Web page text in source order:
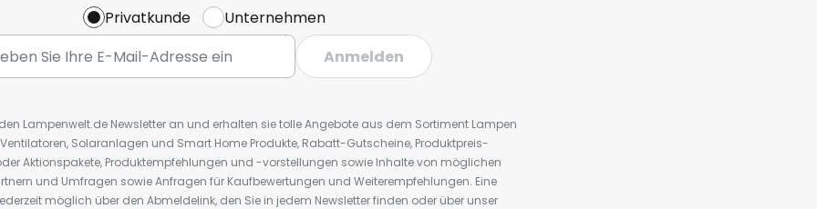
Privatkunde
Unternehmen
Anmelden
Lampenwelt.de Newsletter an und erhalten sie tolle Angebote aus dem Sortiment Lampen
Solaranlagen und Smart Home Produkte, Rabatt-Gutscheine, Produktpreis-
Aktionspakete, Produktempfehlungen und -vorstellungen sowie Inhalte von möglichen
und Umfragen sowie Anfragen für Kaufbewertungen und Weiterempfehlungen. Eine
möglich über den Abmeldelink, den Sie in jedem Newsletter finden oder über unser